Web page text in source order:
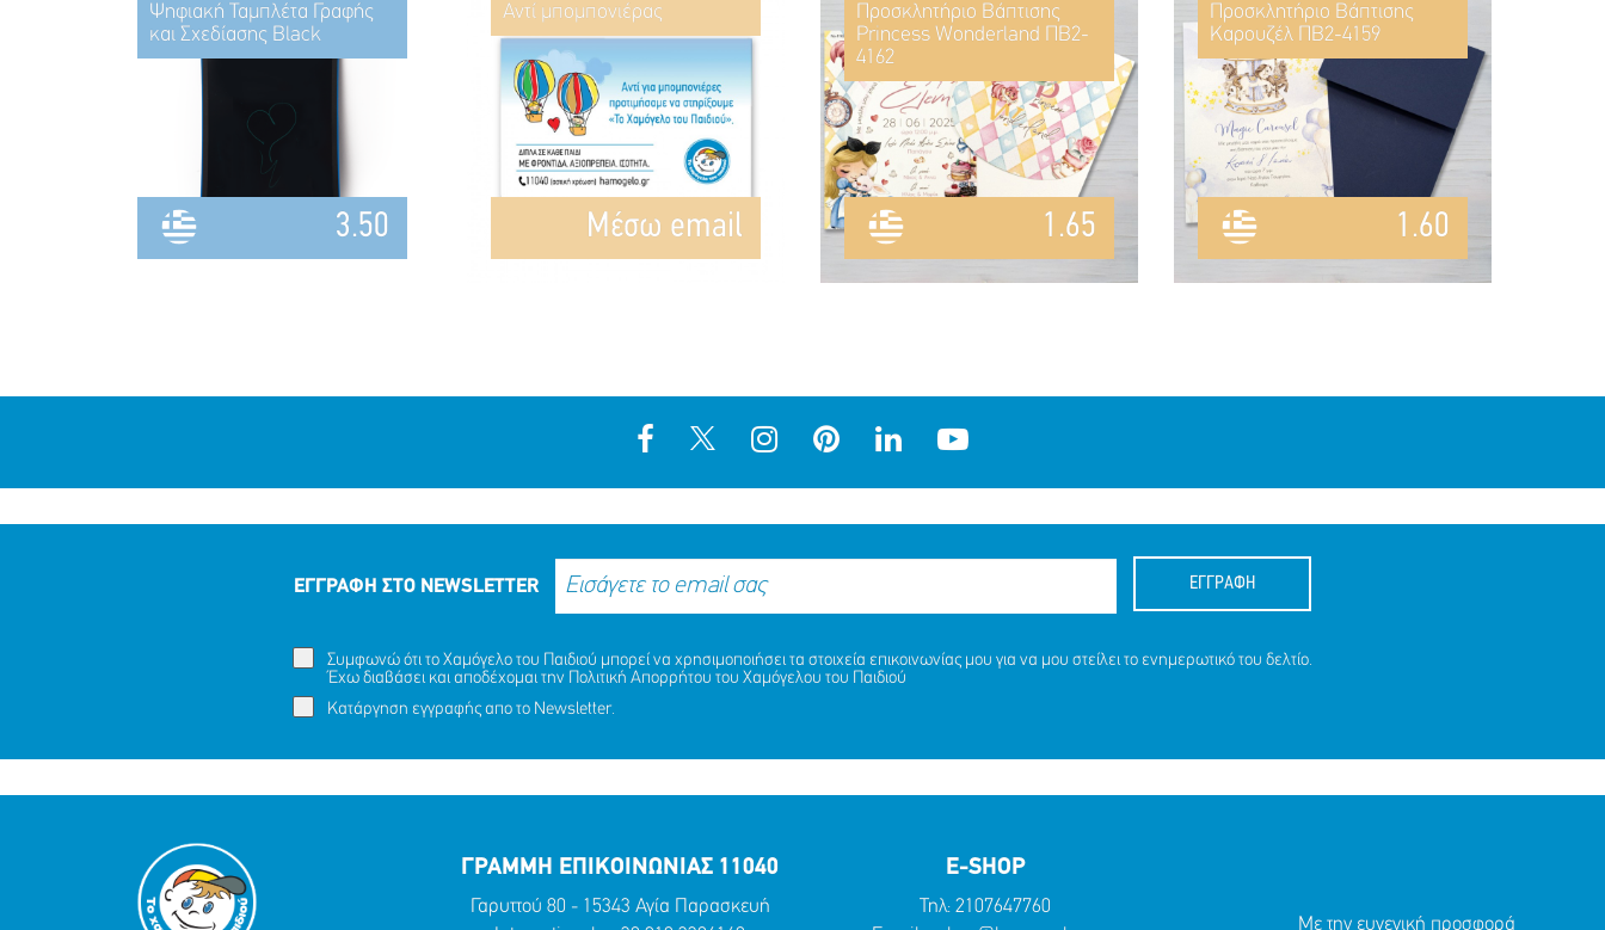
Ψηφιακή Ταμπλέτα Γραφής
και Σχεδίασης Black
3.50
Αντί μπομπονιέρας
Mέσω email
Προσκλητήριο Βάπτισης
Princess Wonderland ΠΒ2-
4162
1.65
Προσκλητήριο Βάπτισης
Καρουζέλ ΠΒ2-4159
1.60
ΕΓΓΡΑΦΗ ΣΤΟ NEWSLETTER ΕΓΓΡΑΦΗ
Συμφωνώ ότι το Χαμόγελο του Παιδιού μπορεί να χρησιμοποιήσει τα στοιχεία επικοινωνίας μου για να μου στείλει το ενημερωτικό του δελτίο.
Έχω διαβάσει και αποδέχομαι την Πολιτική Απορρήτου του Χαμόγελου του Παιδιού
Κατάργηση εγγραφής απο το Newsletter.
ΓΡΑΜΜΗ ΕΠΙΚΟΙΝΩΝΙΑΣ 11040
Γαρυττού 80 - 15343 Αγία Παρασκευή
E-SHOP
Τηλ: 2107647760
Με την ευγενική προσφορά